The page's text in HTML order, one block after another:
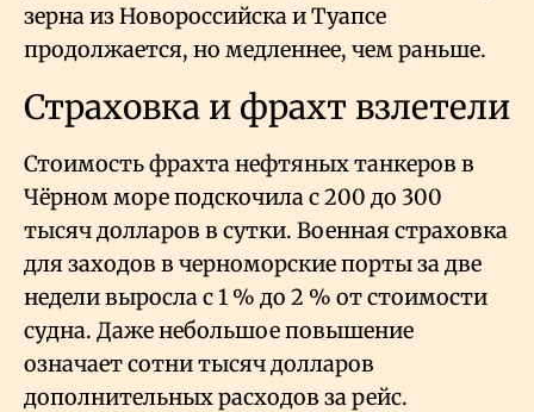
зерна из Новороссийска и Туапсе
продолжается, но медленнее, чем раньше.
Страховка и фрахт взлетели
Стоимость фрахта нефтяных танкеров в
Чёрном море подскочила с 200 до 300
тысяч долларов в сутки. Военная страховка
для заходов в черноморские порты за две
недели выросла с 1 % до 2 % от стоимости
судна. Даже небольшое повышение
означает сотни тысяч долларов
дополнительных расходов за рейс.